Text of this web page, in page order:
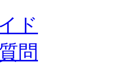
ド
問